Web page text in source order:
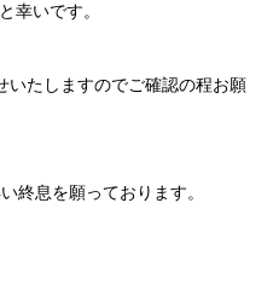
幸いです。
いたしますのでご確認の程お願
終息を願っております。